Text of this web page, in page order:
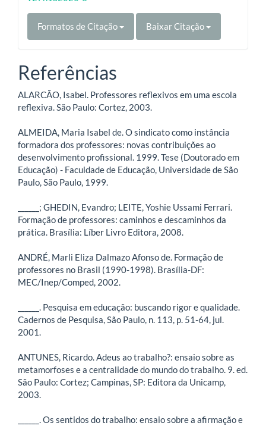
Formatos de Citação Baixar Citação
Referências
ALARCÃO, Isabel. Professores reflexivos em uma escola
reflexiva. São Paulo: Cortez, 2003.
ALMEIDA, Maria Isabel de. O sindicato como instância
formadora dos professores: novas contribuições ao
desenvolvimento profissional. 1999. Tese (Doutorado em
Educação) - Faculdade de Educação, Universidade de São
Paulo, São Paulo, 1999.
______; GHEDIN, Evandro; LEITE, Yoshie Ussami Ferrari.
Formação de professores: caminhos e descaminhos da
prática. Brasília: Líber Livro Editora, 2008.
ANDRÉ, Marli Eliza Dalmazo Afonso de. Formação de
professores no Brasil (1990-1998). Brasília-DF:
MEC/Inep/Comped, 2002.
______. Pesquisa em educação: buscando rigor e qualidade.
Cadernos de Pesquisa, São Paulo, n. 113, p. 51-64, jul.
2001.
ANTUNES, Ricardo. Adeus ao trabalho?: ensaio sobre as
metamorfoses e a centralidade do mundo do trabalho. 9. ed.
São Paulo: Cortez; Campinas, SP: Editora da Unicamp,
2003.
______. Os sentidos do trabalho: ensaio sobre a afirmação e